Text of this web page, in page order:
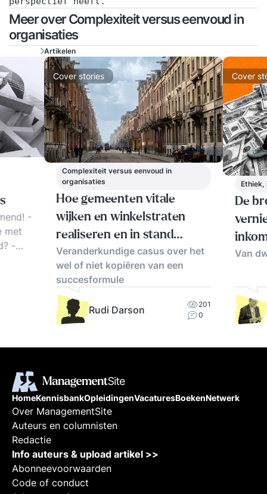
Meer over Complexiteit versus eenvoud in
organisaties
-
met
-
Artikelen
Cover stories
Complexiteit versus eenvoud in
organisaties
Hoe gemeenten vitale
wijken en winkelstraten
realiseren en in stand
houden
Veranderkundige casus over het
wel of niet kopiëren van een
succesformule
Rudi Darson
201
0
Cover
Ethiek,
De
Van
HomeKennisbankOpleidingenVacaturesBoekenNetwerk
Over ManagementSite
Auteurs en columnisten
Redactie
Info auteurs & upload artikel >>
Abonneevoorwaarden
Code of conduct